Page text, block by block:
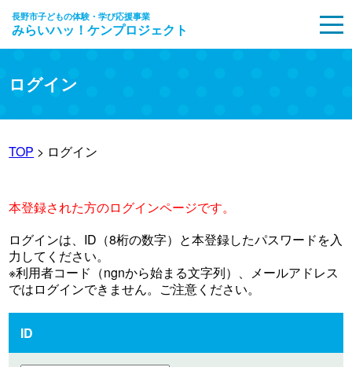
長野市子どもの体験・学び応援事業
みらいハッ！ケンプロジェクト
ログイン
TOP > ログイン
本登録された方のログインページです。
ログインは、ID（8桁の数字）と本登録したパスワードを入
力してください。
※利用者コード（ngnから始まる文字列）、メールアドレス
ではログインできません。ご注意ください。
ID